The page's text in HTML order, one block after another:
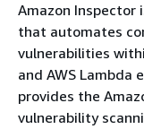
Amazon Inspector
that automates
vulnerabilities
and AWS Lambda
provides the
vulnerability